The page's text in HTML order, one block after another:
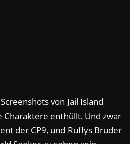
von Jail Island
Charaktere enthüllt. Und zwar
der CP9, und Ruffys Bruder